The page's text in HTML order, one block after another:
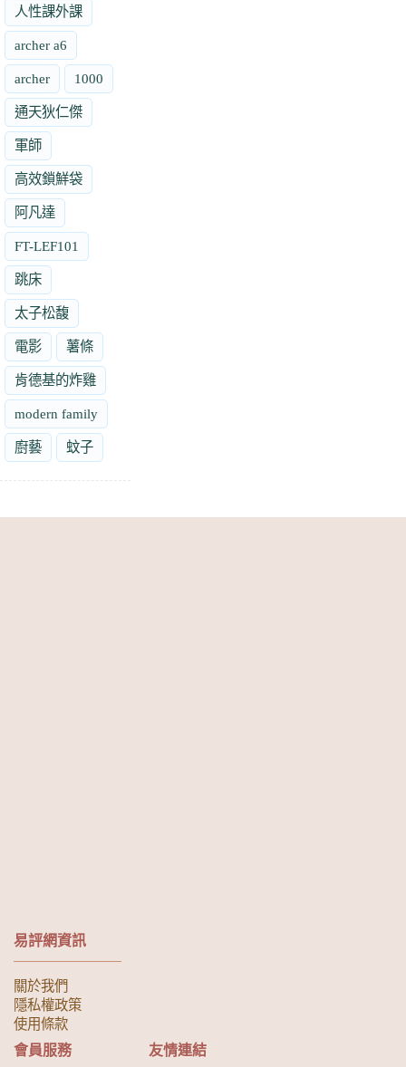
人性課外課
archer a6
archer 1000
通天狄仁傑
軍師
高效鎖鮮袋
阿凡達
FT-LEF101
跳床
太子松馥
電影 薯條
肯德基的炸雞
modern family
廚藝 蚊子
易評網資訊
關於我們
隱私權政策
使用條款
會員服務 友情連結